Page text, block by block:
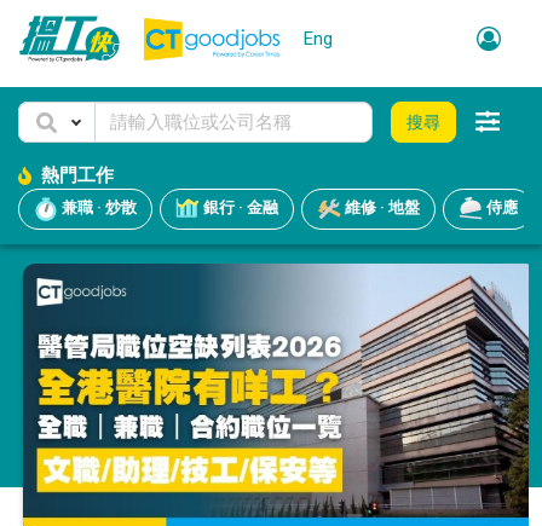
Eng
搜尋
熱門工作
兼職 · 炒散 銀行 · 金融 維修 · 地盤 侍應